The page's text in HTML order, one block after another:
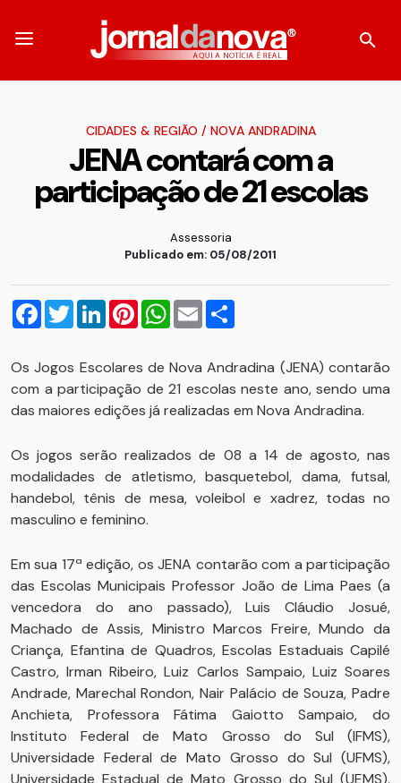
CIDADES & REGIÃO / NOVA ANDRADINA
JENA contará com a
participação de 21 escolas
Assessoria
Publicado em: 05/08/2011
Facebook
TwitterLinkedInPinterestWhatsApp
Email
Os Jogos Escolares de Nova Andradina (JENA) contarão
com a participação de 21 escolas neste ano, sendo uma
das maiores edições já realizadas em Nova Andradina.
Os jogos serão realizados de 08 a 14 de agosto, nas
modalidades de atletismo, basquetebol, dama, futsal,
handebol, tênis de mesa, voleibol e xadrez, todas no
masculino e feminino.
Em sua 17ª edição, os JENA contarão com a participação
das Escolas Municipais Professor João de Lima Paes (a
vencedora do ano passado), Luis Cláudio Josué,
Machado de Assis, Ministro Marcos Freire, Mundo da
Criança, Efantina de Quadros, Escolas Estaduais Capilé
Castro, Irman Ribeiro, Luiz Carlos Sampaio, Luiz Soares
Andrade, Marechal Rondon, Nair Palácio de Souza, Padre
Anchieta, Professora Fátima Gaiotto Sampaio, do
Instituto Federal de Mato Grosso do Sul (IFMS),
Universidade Federal de Mato Grosso do Sul (UFMS),
Universidade Estadual de Mato Grosso do Sul (UEMS),